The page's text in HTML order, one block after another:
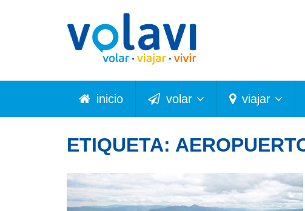
inicio volar viajar
ETIQUETA: